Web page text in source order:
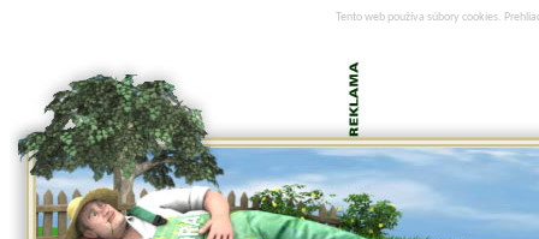
Tento web používa súbory cookies.